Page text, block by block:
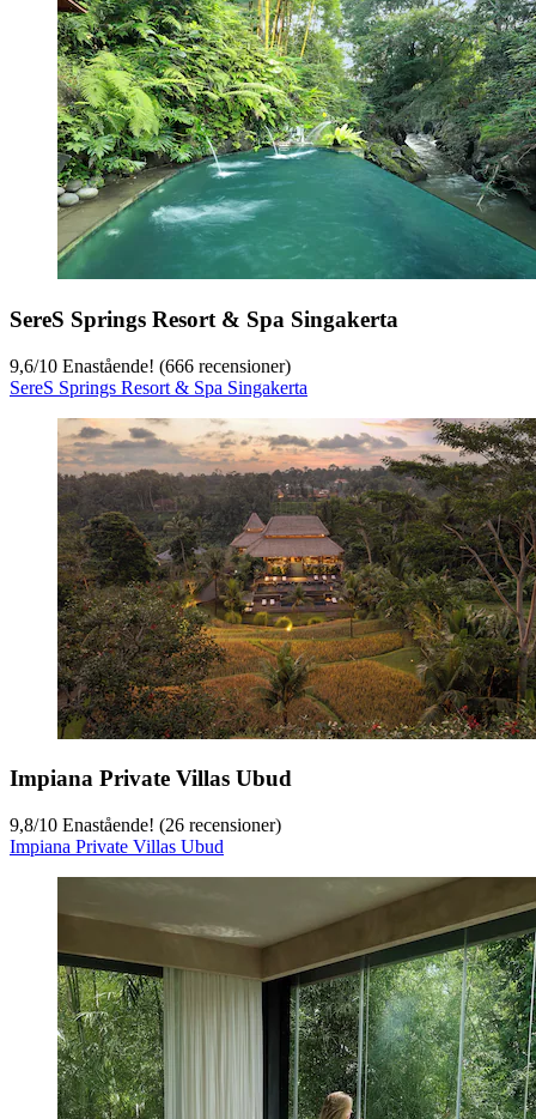
SereS Springs Resort & Spa Singakerta
9,6/10 Enastående! (666 recensioner)
SereS Springs Resort & Spa Singakerta
Impiana Private Villas Ubud
9,8/10 Enastående! (26 recensioner)
Impiana Private Villas Ubud